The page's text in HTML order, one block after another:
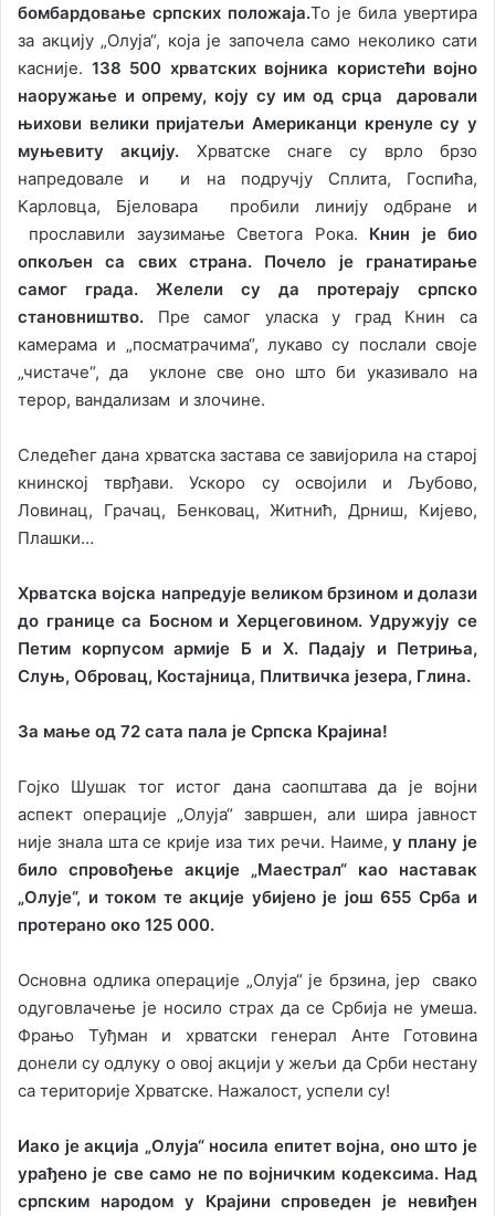
бомбардовање српских положаја.То је била увертира
за акцију „Олуја“, која је започела само неколико сати
касније. 138 500 хрватских војника користећи војно
наоружање и опрему, коју су им од срца даровали
њихови вeлики пријатељи Американци кренуле су у
муњевиту акцију. Хрватске снаге су врло брзо
напредовале и и на подручју Сплита, Госпића,
Карловца, Бјеловара пробили линију одбране и
прославили заузимање Светога Рока. Книн је био
опкољен са свих страна. Почело је гранатирање
самог града. Желели су да протерају српско
становништво. Пре самог уласка у град Книн са
камерама и „посматрачима“, лукаво су послали своје
„чистаче“, да уклоне све оно што би указивало на
терор, вандализам и злочине.
Следећег дана хрватска застава се завијорила на старој
книнској тврђави. Ускоро су освојили и Љубово,
Ловинац, Грачац, Бенковац, Житнић, Дрниш, Кијево,
Плашки…
Хрватска војска напредује великом брзином и долази
до границе са Босном и Херцеговином. Удружују се
Петим корпусом армије Б и Х. Падају и Петриња,
Слуњ, Обровац, Костајница, Плитвичка језера, Глина.
За мање од 72 сата пала је Српска Крајина!
Гојко Шушак тог истог дана саопштава да је војни
аспект операције „Олуја“ завршен, али шира јавност
није знала шта се крије иза тих речи. Наиме,у плану је
било спровођење акције „Маестрал“ као наставак
„Олује“, и током те акције убијено је још 655 Срба и
протерано око 125 000.
Основна одлика операције „Олуја“ је брзина, јер свако
одуговлачење је носило страх да се Србија не умеша.
Фрањо Туђман и хрватски генерал Анте Готовина
донели су одлуку о овој акцији у жељи да Срби нестану
са територије Хрватске. Нажалост, успели су!
Иако је акција „Олуја“ носила епитет војна, оно што је
урађено је све само не по војничким кодексима. Над
српским народом у Крајини спроведен је невиђен